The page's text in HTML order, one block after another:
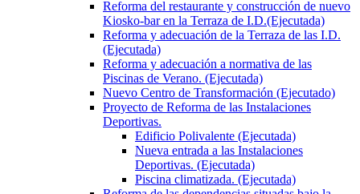
Reforma del restaurante y construcción de nuevo
Kiosko-bar en la Terraza de I.D.(Ejecutada)
Reforma y adecuación de la Terraza de las I.D.
(Ejecutada)
Reforma y adecuación a normativa de las
Piscinas de Verano. (Ejecutada)
Nuevo Centro de Transformación (Ejecutado)
Proyecto de Reforma de las Instalaciones
Deportivas.
Edificio Polivalente (Ejecutada)
Nueva entrada a las Instalaciones
Deportivas. (Ejecutada)
Piscina climatizada. (Ejecutada)